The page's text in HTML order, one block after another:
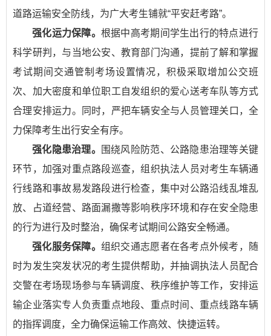
道路运输安全防线，为广大考生铺就“平安赶考路”。
强化运力保障。 根据中高考期间学生出行的特点进行
科学研判，与当地公安、教育部门沟通，提前了解和掌握
考试期间交通管制考场设置情况，积极采取增加公交班
次、加大密度和单位职工自发组织的爱心送考车队等方式
合理安排运力。同时，严把车辆安全与人员管理关口，全
力保障考生出行安全有序。
强化隐患治理。
围绕风险防范、公路隐患治理等关键
环节，加强对重点路段巡查，组织执法人员对考生车辆通
行线路和事故易发路段进行检查，集中对公路沿线乱堆乱
放、占道经营、路面漏撒等影响秩序环境和存在安全隐患
的行为进行及时整治，确保考试期间公路安全畅通。
强化服务保障。 组织交通志愿者在各考点外候考，随
时为发生突发状况的考生提供帮助，并抽调执法人员配合
交警在考场现场参与车辆调度、秩序维护等工作，安排运
输企业落实专人负责重点地段、重点时间、重点线路车辆
的指挥调度，全力确保运输工作高效、快捷运转。